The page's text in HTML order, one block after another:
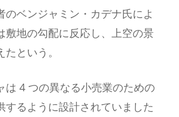
のベンジャミン・カデナ氏によ
敷地の勾配に反応し、上空の景
という。
は 4 つの異なる小売業のための
するように設計されていました